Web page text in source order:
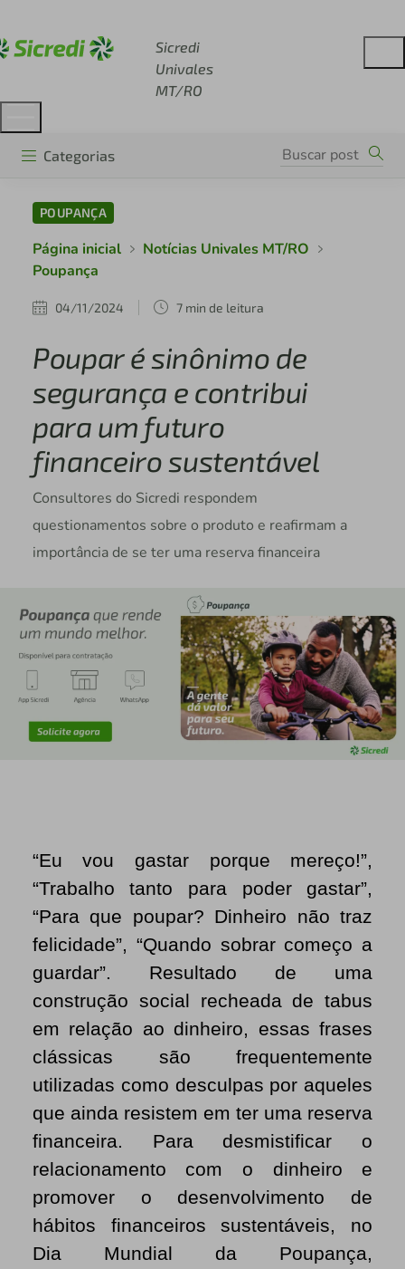
Sicredi
Univales
MT/RO
Categorias
POUPANÇA
Página inicial
Notícias Univales MT/RO
Poupança
04/11/2024 7 min de leitura
Poupar é sinônimo de
segurança e contribui
para um futuro
financeiro sustentável
Consultores do Sicredi respondem
questionamentos sobre o produto e reafirmam a
importância de se ter uma reserva financeira
“Eu vou gastar porque mereço!”,
“Trabalho tanto para poder gastar”,
“Para que poupar? Dinheiro não traz
felicidade”, “Quando sobrar começo a
guardar”. Resultado de uma
construção social recheada de tabus
em relação ao dinheiro, essas frases
clássicas são frequentemente
utilizadas como desculpas por aqueles
que ainda resistem em ter uma reserva
financeira. Para desmistificar o
relacionamento com o dinheiro e
promover o desenvolvimento de
hábitos financeiros sustentáveis, no
Dia Mundial da Poupança,